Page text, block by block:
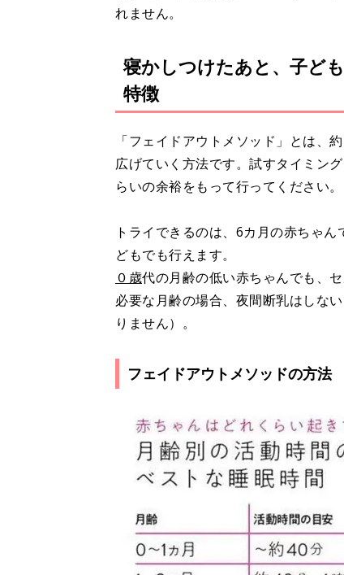
れません。
寝かしつけたあと、子ど
特徴
「フェイドアウトメソッド」とは、
広げていく方法です。試すタイミン
らいの余裕をもって行ってください。
トライできるのは、6カ月の赤ちゃん
どもでも行えます。
０歳代の月齢の低い赤ちゃんでも、
必要な月齢の場合、夜間断乳はしな
りません）。
フェイドアウトメソッドの方法